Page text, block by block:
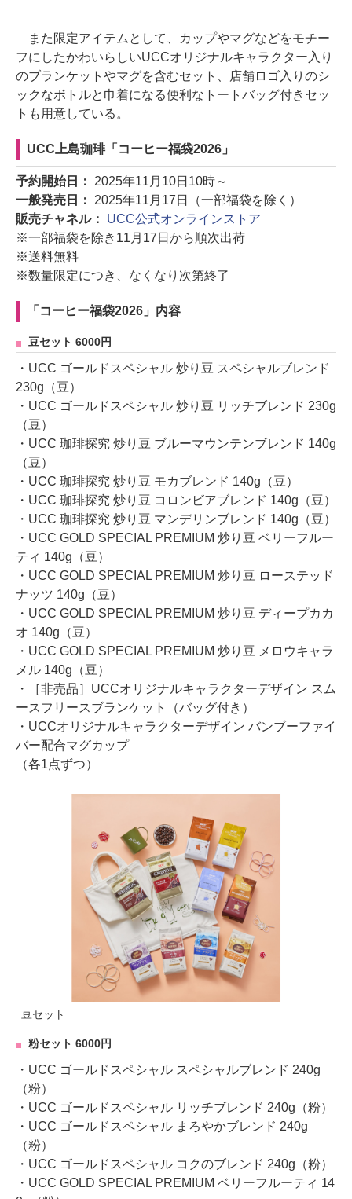
また限定アイテムとして、カップやマグなどをモチー
フにしたかわいらしいUCCオリジナルキャラクター入り
のブランケットやマグを含むセット、店舗ロゴ入りのシ
ックなボトルと巾着になる便利なトートバッグ付きセッ
トも用意している。
UCC上島珈琲「コーヒー福袋2026」
予約開始日： 2025年11月10日10時～
一般発売日： 2025年11月17日（一部福袋を除く）
販売チャネル： UCC公式オンラインストア
※一部福袋を除き11月17日から順次出荷
※送料無料
※数量限定につき、なくなり次第終了
「コーヒー福袋2026」内容
豆セット 6000円
・UCC ゴールドスペシャル 炒り豆 スペシャルブレンド
230g（豆）
・UCC ゴールドスペシャル 炒り豆 リッチブレンド 230g
（豆）
・UCC 珈琲探究 炒り豆 ブルーマウンテンブレンド 140g
（豆）
・UCC 珈琲探究 炒り豆 モカブレンド 140g（豆）
・UCC 珈琲探究 炒り豆 コロンビアブレンド 140g（豆）
・UCC 珈琲探究 炒り豆 マンデリンブレンド 140g（豆）
・UCC GOLD SPECIAL PREMIUM 炒り豆 ベリーフルー
ティ 140g（豆）
・UCC GOLD SPECIAL PREMIUM 炒り豆 ローステッド
ナッツ 140g（豆）
・UCC GOLD SPECIAL PREMIUM 炒り豆 ディープカカ
オ 140g（豆）
・UCC GOLD SPECIAL PREMIUM 炒り豆 メロウキャラ
メル 140g（豆）
・［非売品］UCCオリジナルキャラクターデザイン スム
ースフリースブランケット（バッグ付き）
・UCCオリジナルキャラクターデザイン バンブーファイ
バー配合マグカップ
（各1点ずつ）
豆セット
粉セット 6000円
・UCC ゴールドスペシャル スペシャルブレンド 240g
（粉）
・UCC ゴールドスペシャル リッチブレンド 240g（粉）
・UCC ゴールドスペシャル まろやかブレンド 240g
（粉）
・UCC ゴールドスペシャル コクのブレンド 240g（粉）
・UCC GOLD SPECIAL PREMIUM ベリーフルーティ 14